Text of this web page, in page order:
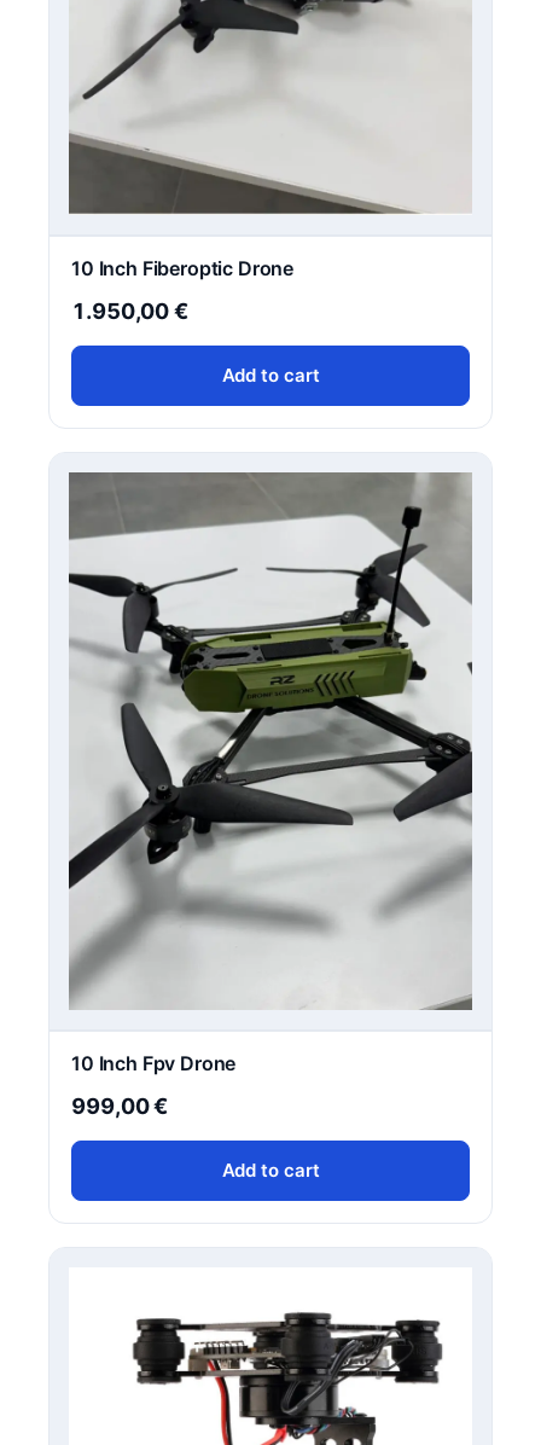
10 Inch Fiberoptic Drone
1.950,00€
Add to cart
10 Inch Fpv Drone
999,00€
Add to cart